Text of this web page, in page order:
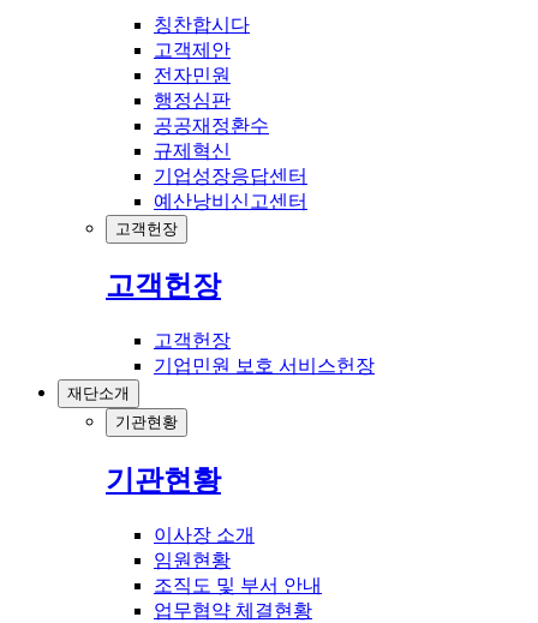
칭찬합시다
고객제안
전자민원
행정심판
공공재정환수
규제혁신
기업성장응답센터
예산낭비신고센터
고객헌장
고객헌장
고객헌장
기업민원 보호 서비스헌장
재단소개
기관현황
기관현황
이사장 소개
임원현황
조직도 및 부서 안내
업무협약 체결현황